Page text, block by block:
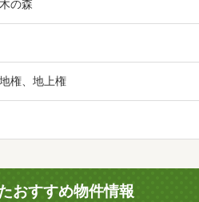
の森
権、地上権
おすすめ物件情報